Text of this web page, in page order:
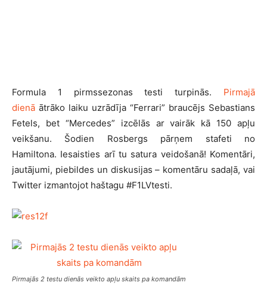
Formula 1 pirmssezonas testi turpinās. Pirmajā
dienā ātrāko laiku uzrādīja “Ferrari” braucējs Sebastians
Fetels, bet “Mercedes” izcēlās ar vairāk kā 150 apļu
veikšanu. Šodien Rosbergs pārņem stafeti no
Hamiltona. Iesaisties arī tu satura veidošanā! Komentāri,
jautājumi, piebildes un diskusijas – komentāru sadaļā, vai
Twitter izmantojot haštagu #F1LVtesti.
Pirmajās 2 testu dienās veikto apļu skaits pa komandām